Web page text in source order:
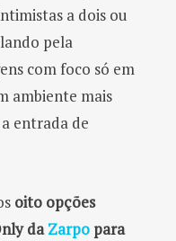
a dois ou
pela
com foco só em
ambiente mais
entrada de
oito opções
daZarpo para